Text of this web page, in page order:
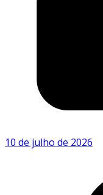
10 de julho de 2026